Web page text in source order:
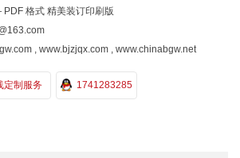
PDF 格式 精美装订印刷版
, www.bjzjqx.com , www.chinabgw.net
定制服务 1741283285